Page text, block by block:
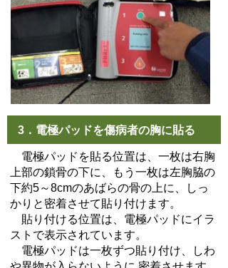
3．電極パッドを傷病者の胸に貼る
電極パッドを貼る位置は、一枚は右胸
上部の鎖骨の下に、もう一枚は左胸脇の
下約5～8cmのあばらの骨の上に、しっ
かりと密着させて貼り付けます。
貼り付ける位置は、電極パッドにイラ
ストで表示されています。
電極パッドは一枚ずつ貼り付け、しわ